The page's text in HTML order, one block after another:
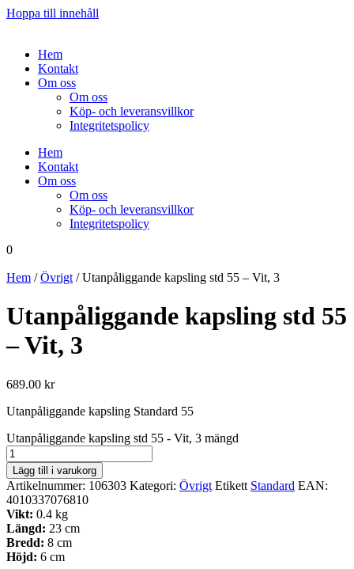
Hoppa till innehåll
Hem
Kontakt
Om oss
Om oss
Köp- och leveransvillkor
Integritetspolicy
Hem
Kontakt
Om oss
Om oss
Köp- och leveransvillkor
Integritetspolicy
0
Hem /Övrigt / Utanpåliggande kapsling std 55 – Vit, 3
Utanpåliggande kapsling std 55
– Vit, 3
689.00 kr
Utanpåliggande kapsling Standard 55
Utanpåliggande kapsling std 55 - Vit, 3 mängd
Lägg till i varukorg
Artikelnummer: 106303 Kategori: Övrigt Etikett Standard EAN:
4010337076810
Vikt: 0.4 kg
Längd: 23 cm
Bredd: 8 cm
Höjd: 6 cm